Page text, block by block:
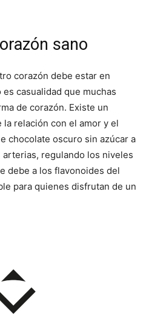
sano
corazón debe estar en
casualidad que muchas
de corazón. Existe un
la relación con el amor y el
chocolate oscuro sin azúcar a
regulando los niveles
debe a los flavonoides del
para quienes disfrutan de un